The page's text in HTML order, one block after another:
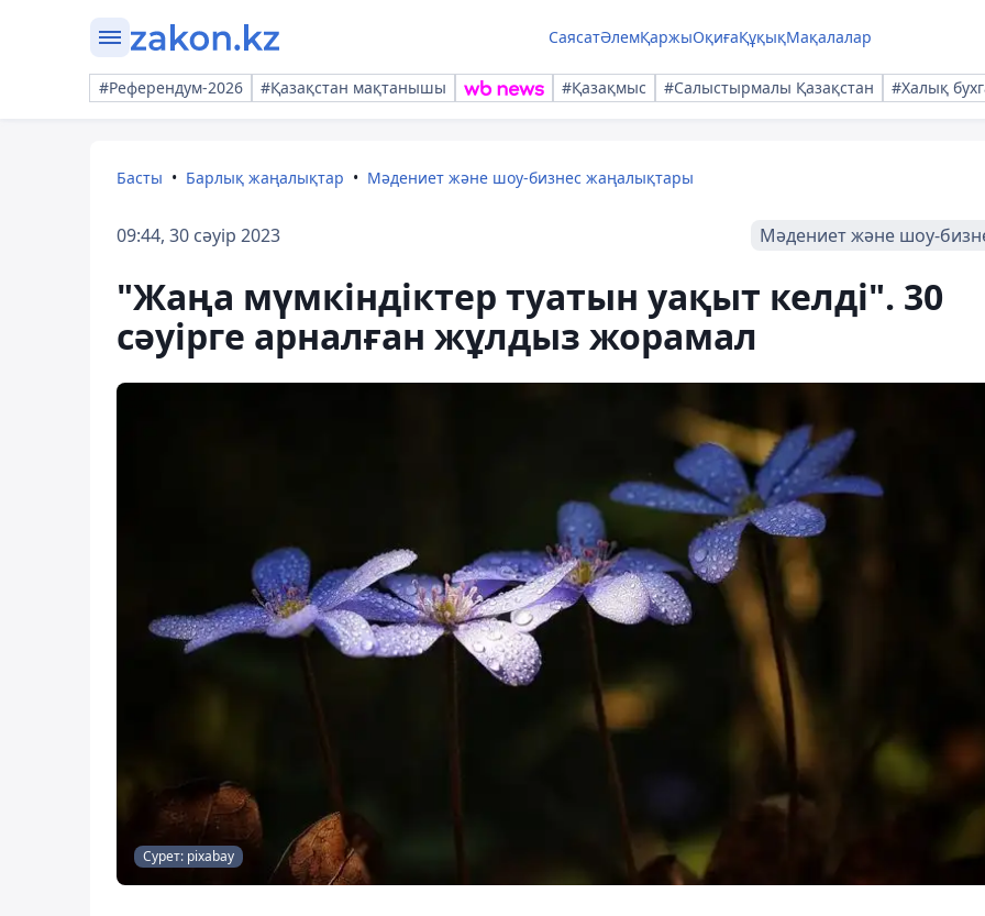
СаясатӘлемҚаржыОқиғаҚұқықМақалалар
#Референдум-2026 #Қазақстан мақтанышы #Қазақмыс #Салыстырмалы Қазақстан #Халық
Басты Барлық жаңалықтар Мәдениет және шоу-бизнес жаңалықтары
09:44, 30 сәуір 2023 Мәдениет және шоу-
"Жаңа мүмкіндіктер туатын уақыт келді". 30
сәуірге арналған жұлдыз жорамал
Сурет: pixabay